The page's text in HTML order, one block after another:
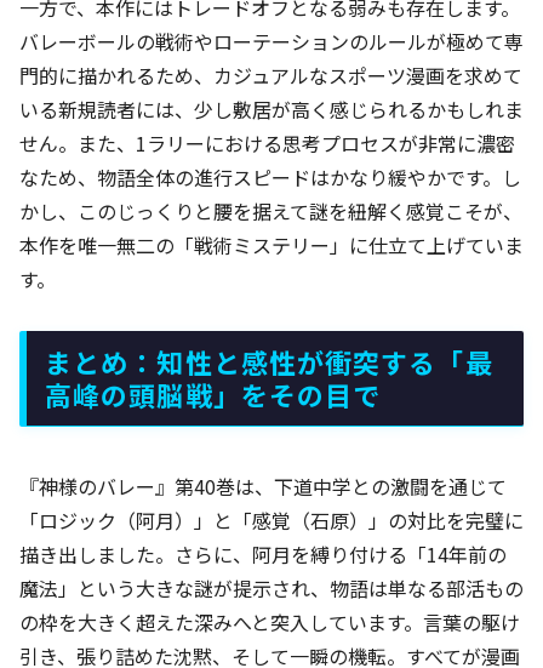
一方で、本作にはトレードオフとなる弱みも存在します。
バレーボールの戦術やローテーションのルールが極めて専
門的に描かれるため、カジュアルなスポーツ漫画を求めて
いる新規読者には、少し敷居が高く感じられるかもしれま
せん。また、1ラリーにおける思考プロセスが非常に濃密
なため、物語全体の進行スピードはかなり緩やかです。し
かし、このじっくりと腰を据えて謎を紐解く感覚こそが、
本作を唯一無二の「戦術ミステリー」に仕立て上げていま
す。
まとめ：知性と感性が衝突する「最
高峰の頭脳戦」をその目で
『神様のバレー』第40巻は、下道中学との激闘を通じて
「ロジック（阿月）」と「感覚（石原）」の対比を完璧に
描き出しました。さらに、阿月を縛り付ける「14年前の
魔法」という大きな謎が提示され、物語は単なる部活もの
の枠を大きく超えた深みへと突入しています。言葉の駆け
引き、張り詰めた沈黙、そして一瞬の機転。すべてが漫画